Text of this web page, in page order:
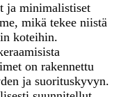
ja minimalistiset
mikä tekee niistä
koteihin.
on rakennettu
ja suorituskyvyn.